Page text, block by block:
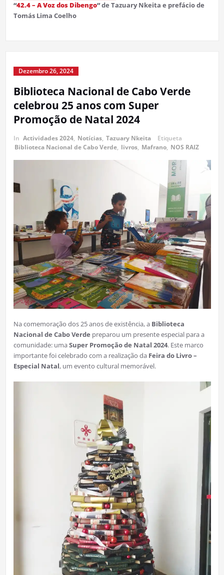
“42.4 – A Voz dos Dibengo”de Tazuary Nkeita e prefácio de
Tomás Lima Coelho
Dezembro 26, 2024
Biblioteca Nacional de Cabo Verde
celebrou 25 anos com Super
Promoção de Natal 2024
In Actividades 2024, Notícias, Tazuary Nkeita
Etiqueta
Biblioteca Nacional de Cabo Verde, livros, Mafrano, NOS RAIZ
Na comemoração dos 25 anos de existência, a Biblioteca
Nacional de Cabo Verde preparou um presente especial para a
comunidade: umaSuper Promoção de Natal 2024. Este marco
importante foi celebrado com a realização da Feira do Livro –
Especial Natal, um evento cultural memorável.